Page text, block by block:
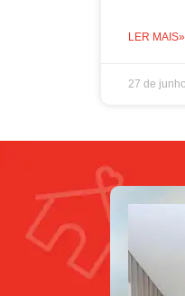
LER MAIS»
27 de